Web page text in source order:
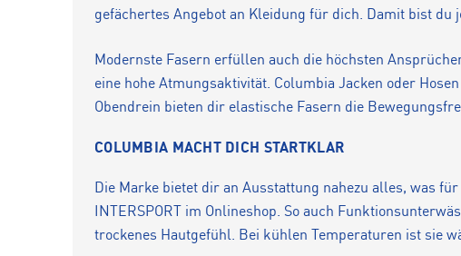
gefächertes Angebot an Kleidung für dich. Damit bist du
Modernste Fasern erfüllen auch die höchsten
eine hohe Atmungsaktivität. Columbia Jacken oder
Obendrein bieten dir elastische Fasern die
COLUMBIA MACHT DICH STARTKLAR
Die Marke bietet dir an Ausstattung nahezu alles, was
INTERSPORT im Onlineshop. So auch
trockenes Hautgefühl. Bei kühlen Temperaturen ist sie